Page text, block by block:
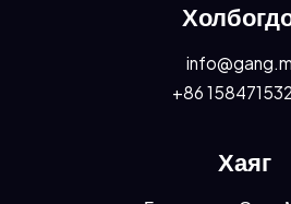
+86
Хаяг